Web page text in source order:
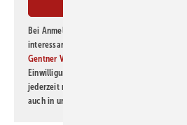
Bei Anmeldung zu diesem Newsletter bin
interessante Verlags- und Online-Angebote
Gentner Verlag GmbH & Co. KG
Einwilligung kann ich jederzeit widerrufen
jederzeit möglich. Informationen zum
auch in unserer